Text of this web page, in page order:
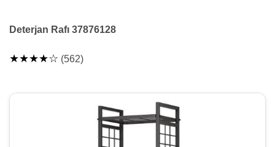
Deterjan Rafı 37876128
★★★★☆ (562)